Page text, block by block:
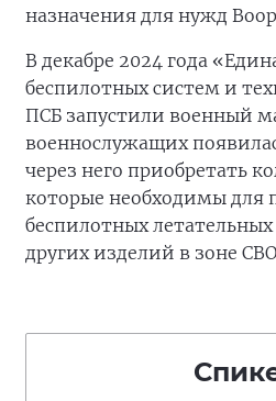
назначения для нужд
В декабре 2024 года
беспилотных систем и
ПСБ запустили военный
военнослужащих
через него приобретать
которые необходимы для
беспилотных
других изделий в зоне